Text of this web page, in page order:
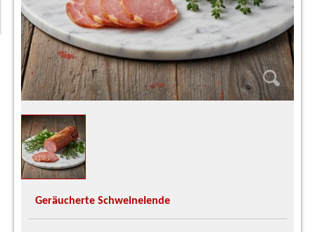
Geräucherte Schweinelende